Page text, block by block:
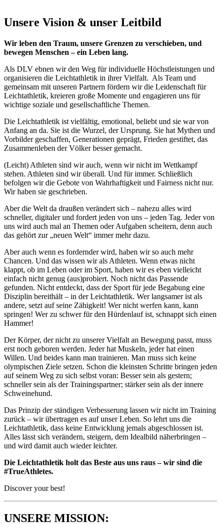
Unsere Vision & unser Leitbild
Wir leben den Traum, unsere Grenzen zu verschieben, und
bewegen Menschen – ein Leben lang.
Als DLV ebnen wir den Weg für individuelle Höchstleistungen und
organisieren die Leichtathletik in ihrer Vielfalt. Als Team und
gemeinsam mit unseren Partnern fördern wir die Leidenschaft für
Leichtathletik, kreieren große Momente und engagieren uns für
wichtige soziale und gesellschaftliche Themen.
Die Leichtathletik ist vielfältig, emotional, beliebt und sie war von
Anfang an da. Sie ist die Wurzel, der Ursprung. Sie hat Mythen und
Vorbilder geschaffen, Generationen geprägt, Frieden gestiftet, das
Zusammenleben der Völker besser gemacht.
(Leicht) Athleten sind wir auch, wenn wir nicht im Wettkampf
stehen. Athleten sind wir überall. Und für immer. Schließlich
befolgen wir die Gebote von Wahrhaftigkeit und Fairness nicht nur.
Wir haben sie geschrieben.
Aber die Welt da draußen verändert sich – nahezu alles wird
schneller, digitaler und fordert jeden von uns – jeden Tag. Jeder von
uns wird auch mal an Themen oder Aufgaben scheitern, denn auch
das gehört zur „neuen Welt“ immer mehr dazu.
Aber auch wenn es fordernder wird, haben wir so auch mehr
Chancen. Und das wissen wir als Athleten. Wenn etwas nicht
klappt, ob im Leben oder im Sport, haben wir es eben vielleicht
einfach nicht genug (aus)probiert. Noch nicht das Passende
gefunden. Nicht entdeckt, dass der Sport für jede Begabung eine
Disziplin bereithält – in der Leichtathletik. Wer langsamer ist als
andere, setzt auf seine Zähigkeit! Wer nicht werfen kann, kann
springen! Wer zu schwer für den Hürdenlauf ist, schnappt sich einen
Hammer!
Der Körper, der nicht zu unserer Vielfalt an Bewegung passt, muss
erst noch geboren werden. Jeder hat Muskeln, jeder hat einen
Willen. Und beides kann man trainieren. Man muss sich keine
olympischen Ziele setzen. Schon die kleinsten Schritte bringen jeden
auf seinem Weg zu sich selbst voran: Besser sein als gestern;
schneller sein als der Trainingspartner; stärker sein als der innere
Schweinehund.
Das Prinzip der ständigen Verbesserung lassen wir nicht im Training
zurück – wir übertragen es auf unser Leben. So lehrt uns die
Leichtathletik, dass keine Entwicklung jemals abgeschlossen ist.
Alles lässt sich verändern, steigern, dem Idealbild näherbringen –
und wird damit auch wieder leichter.
Die Leichtathletik holt das Beste aus uns raus – wir sind die
#TrueAthletes.
Discover your best!
UNSERE MISSION: